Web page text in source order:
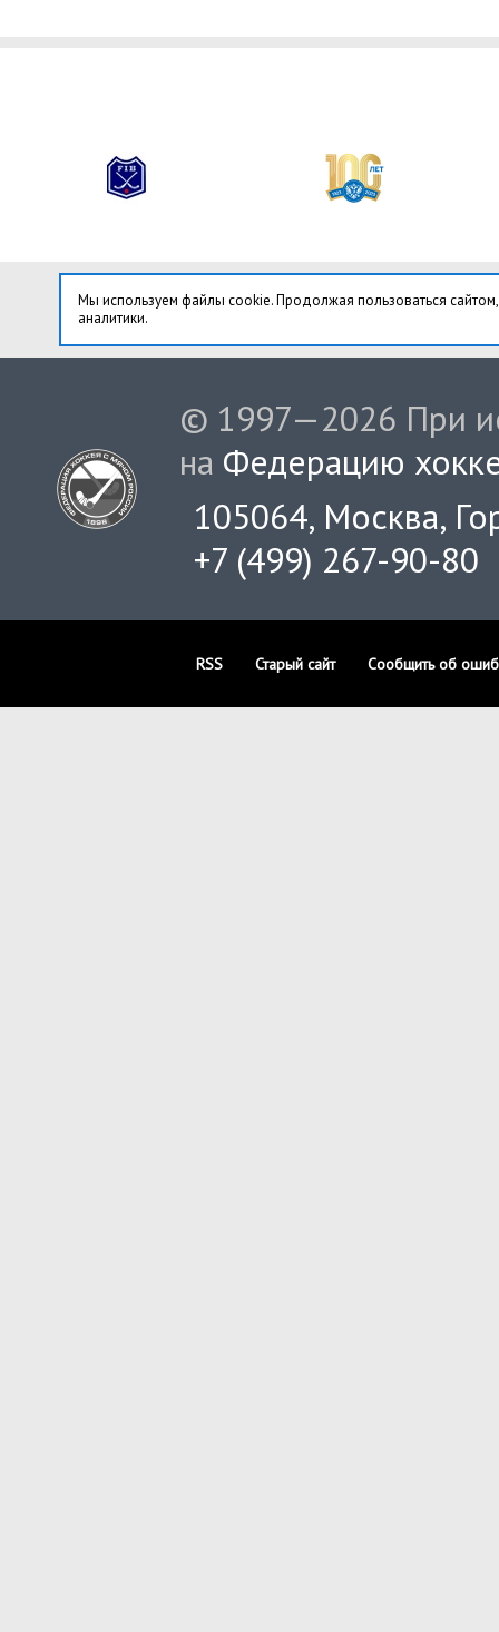
Мы используем файлы cookie. Продолжая пользоваться
аналитики.
© 1997—2026 При
на Федерацию
105064, Москва,
+7 (499) 267-90-80
RSS Старый сайт Сообщить об